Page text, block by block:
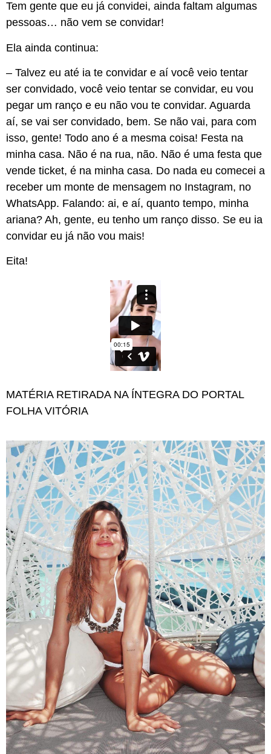
Tem gente que eu já convidei, ainda faltam algumas
pessoas… não vem se convidar!
Ela ainda continua:
– Talvez eu até ia te convidar e aí você veio tentar
ser convidado, você veio tentar se convidar, eu vou
pegar um ranço e eu não vou te convidar. Aguarda
aí, se vai ser convidado, bem. Se não vai, para com
isso, gente! Todo ano é a mesma coisa! Festa na
minha casa. Não é na rua, não. Não é uma festa que
vende ticket, é na minha casa. Do nada eu comecei a
receber um monte de mensagem no Instagram, no
WhatsApp. Falando: ai, e aí, quanto tempo, minha
ariana? Ah, gente, eu tenho um ranço disso. Se eu ia
convidar eu já não vou mais!
Eita!
MATÉRIA RETIRADA NA ÍNTEGRA DO PORTAL
FOLHA VITÓRIA